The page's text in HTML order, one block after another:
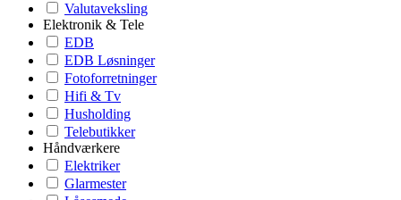
Valutaveksling
Elektronik & Tele
EDB
EDB Løsninger
Fotoforretninger
Hifi & Tv
Husholding
Telebutikker
Håndværkere
Elektriker
Glarmester